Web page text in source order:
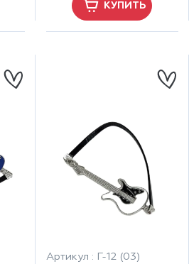
КУПИТЬ
Артикул : Г-12 (03)